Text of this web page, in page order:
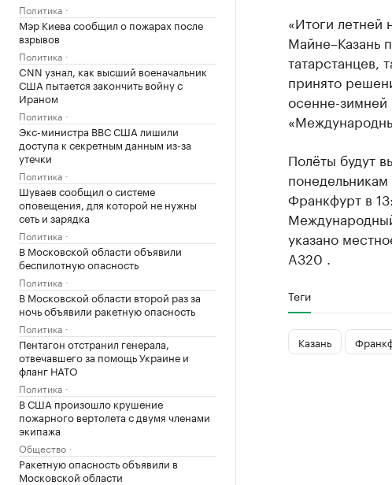
Политика
Мэр Киева сообщил о пожарах после
взрывов
Политика
CNN узнал, как высший военачальник
США пытается закончить войну с
Ираном
Политика
Экс-министра ВВС США лишили
доступа к секретным данным из-за
утечки
Политика
Шуваев сообщил о системе
оповещения, для которой не нужны
сеть и зарядка
Политика
В Московской области объявили
беспилотную опасность
Политика
В Московской области второй раз за
ночь объявили ракетную опасность
Политика
Пентагон отстранил генерала,
отвечавшего за помощь Украине и
фланг НАТО
Политика
В США произошло крушение
пожарного вертолета с двумя членами
экипажа
Общество
Ракетную опасность объявили в
Московской области
«Итоги летней
Майне–Казань
татарстанцев,
принято
осенне-зимней
Полёты будут
Франкфурт в
указано
A320 .
Теги
Казань